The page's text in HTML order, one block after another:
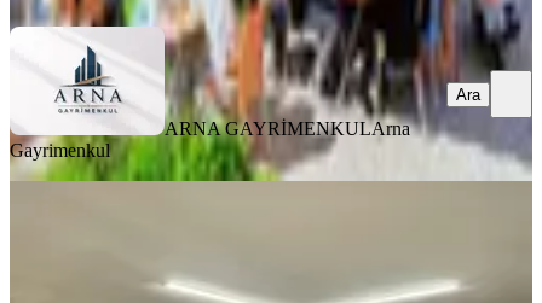
ARNA GAYRİMENKULArna
Gayrimenkul
Ara
Muratpaşa, Güzeloba Mahallesi